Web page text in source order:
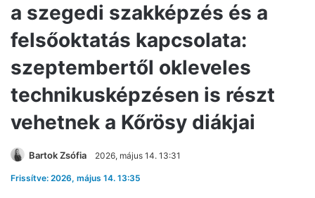
a szegedi szakképzés és a
felsőoktatás kapcsolata:
szeptembertől okleveles
technikusképzésen is részt
vehetnek a Kőrösy diákjai
Bartok Zsófia 2026, május 14. 13:31
Frissítve: 2026, május 14. 13:35